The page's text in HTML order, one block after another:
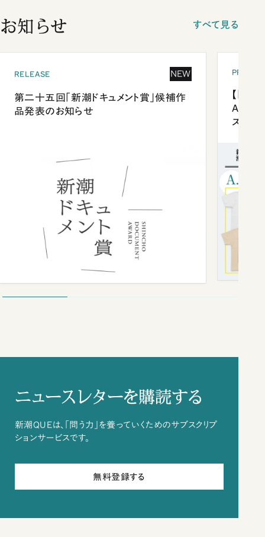
お知らせ すべて見る
RELEASE NEW
第二十五回「新潮ドキュメント賞」候補作
品発表のお知らせ
【「新
ズプレ
ニュースレターを購読する
新潮QUEは、「問う力」を養っていくためのサブスクリプ
ションサービスです。
無料登録する